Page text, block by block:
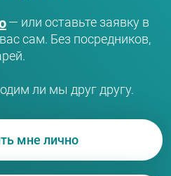
— или оставьте заявку в
сам. Без посредников,
ли мы друг другу.
мне лично